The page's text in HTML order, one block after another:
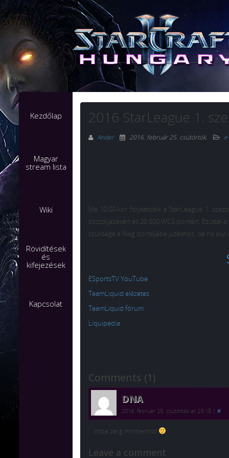
Kezdőlap
Magyar
stream lista
Wiki
Rövidítések
és
kifejezések
Kapcsolat
2016 StarLeague 1.
Ander 2016. február 25. csütörtök.
Ma 10:00-kor folytatódik a StarLeague 1.
összdíjazásért és 20 800 WCS pontért. Ezúttal
szüksége a főág döntőjébe jutáshoz, de ha
ESportsTV YouTube
TeamLiquid előzetes
TeamLiquid fórum
Liquipedia
Comments (1)
DNA
2016. február 25. csütörtök at 23:18 #
imba zerg mindenhol
Leave a comment